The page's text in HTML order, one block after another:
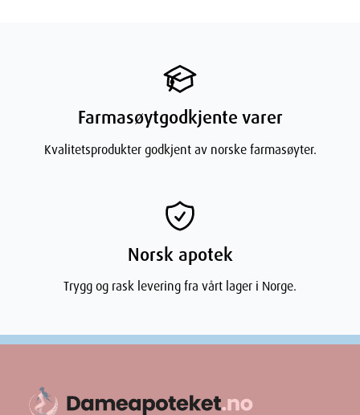
Farmasøytgodkjente varer
Kvalitetsprodukter godkjent av norske farmasøyter.
Norsk apotek
Trygg og rask levering fra vårt lager i Norge.